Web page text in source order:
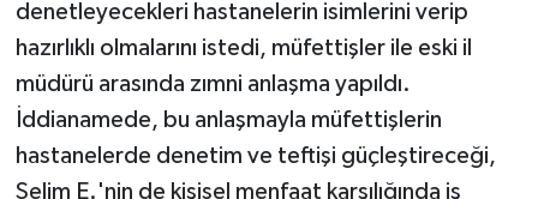
denetleyecekleri hastanelerin isimlerini verip
hazırlıklı olmalarını istedi, müfettişler ile eski il
müdürü arasında zımni anlaşma yapıldı.
İddianamede, bu anlaşmayla müfettişlerin
hastanelerde denetim ve teftişi güçleştireceği,
Selim E.'nin de kişisel menfaat karşılığında iş